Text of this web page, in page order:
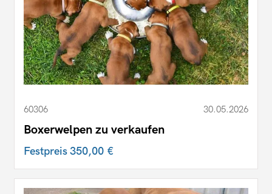
60306 30.05.2026
Boxerwelpen zu verkaufen
Festpreis350,00 €